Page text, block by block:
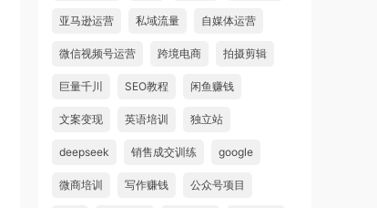
亚马逊运营 私域流量 自媒体运营
微信视频号运营 跨境电商 拍摄剪辑
巨量千川 SEO教程 闲鱼赚钱
文案变现 英语培训 独立站
deepseek 销售成交训练 google
微商培训 写作赚钱 公众号项目